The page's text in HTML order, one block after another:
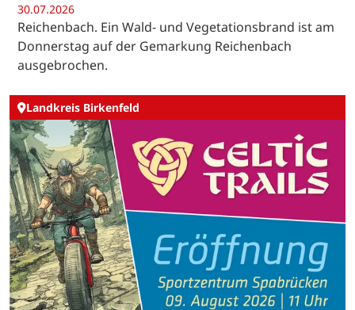
30.07.2026
Reichenbach. Ein Wald- und Vegetationsbrand ist am
Donnerstag auf der Gemarkung Reichenbach
ausgebrochen.
Landkreis Birkenfeld